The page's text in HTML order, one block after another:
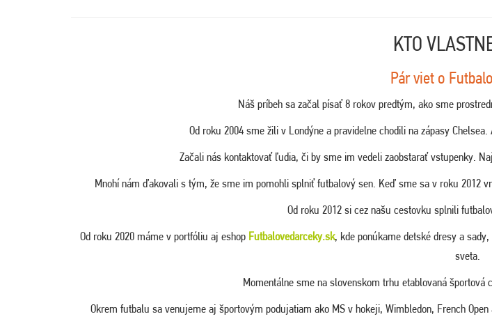
KTO
Pár viet o
Náš príbeh sa začal písať 8 rokov predtým, ako sme
Od roku 2004 sme žili v Londýne a pravidelne chodili na zápasy
Začali nás kontaktovať ľudia, či by sme im vedeli zaobstarať vstupenky.
Mnohí nám ďakovali s tým, že sme im pomohli splniť futbalový sen. Keď sme sa v roku 2012
Od roku 2012 si cez našu cestovku splnili
Od roku 2020 máme v portfóliu aj eshop Futbalovedarceky.sk, kde ponúkame detské dresy a
sveta.
Momentálne sme na slovenskom trhu etablovaná
Okrem futbalu sa venujeme aj športovým podujatiam ako MS v hokeji, Wimbledon, French